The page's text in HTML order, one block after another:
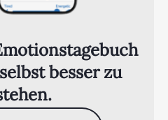
besser zu